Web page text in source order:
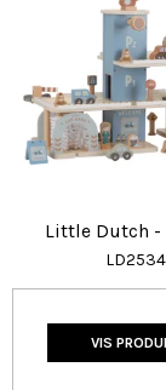
Little Dutch -
LD2534
VIS